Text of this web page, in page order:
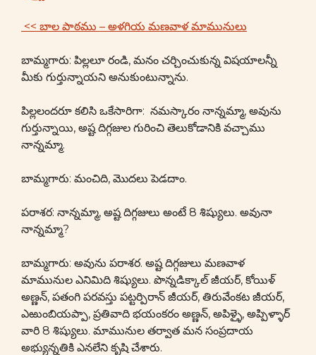
<< బాల పాఠము – అళగియ మణవాళ మామునులు
బామ్మగారు: పిల్లలూ రండి, మనం చర్చించుకున్న విషయాలన్నీ
మీకు గుర్తున్నాయని అనుకుంటున్నాను.
పిల్లలందరూ కలిసి ఒకేసారిగా: నమస్కారం నాన్నమ్మా, అవును
గుర్తున్నాయి, అష్ట దిగ్గజుల గురించి తెలుకోడానికి వచ్చాము
నాన్నమ్మా.
బామ్మగారు: మంచిది, మొదలు పెడదాం.
పరాశర: నాన్నమ్మా, అష్ట దిగ్గజులు అంటే 8 శిష్యులు. అవునా
నాన్నమ్మా?
బామ్మగారు: అవును పరాశర. అష్ట దిగ్గజులు మణవాళ
మామునుల ఎనిమిది శిష్యులు. పొన్నడిక్కాల్ జీయర్, కోయిళ్
అణ్ణన్, పతంగి పరవస్తు పట్టర్పిరాన్ జీయర్, తిరువేంకట జీయర్,
ఎఱుంబియప్పా, ప్రతివాది భయంకరం అణ్ణన్, అపిళ్ళై, అప్పిళ్ళార్
వారి 8 శిష్యులు. మామునుల తర్వాత మన సంప్రదాయ
అభ్యున్నతికి ఎనలేని కృషి చేశారు.